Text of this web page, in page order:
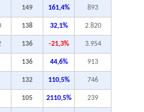
149 161,4% 893
138 32,1% 2.820
136 -21,3% 3.954
136 44,6% 913
132 110,5% 746
105 2110,5% 239